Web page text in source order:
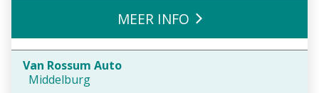
Van Rossum Auto
Middelburg
MEER INFO